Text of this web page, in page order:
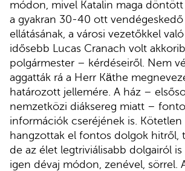
módon, mivel Katalin maga döntött
a gyakran 30-40 ott vendégeskedő
ellátásának, a városi vezetőkkel
idősebb Lucas Cranach volt
polgármester – kérdéseiről. Nem
aggatták rá a Herr Käthe
határozott jellemére. A ház –
nemzetközi diáksereg miatt –
információk cseréjének is.
hangzottak el fontos dolgok hitről,
de az élet legtriviálisabb dolgairól
igen dévaj módon, zenével, sörrel.